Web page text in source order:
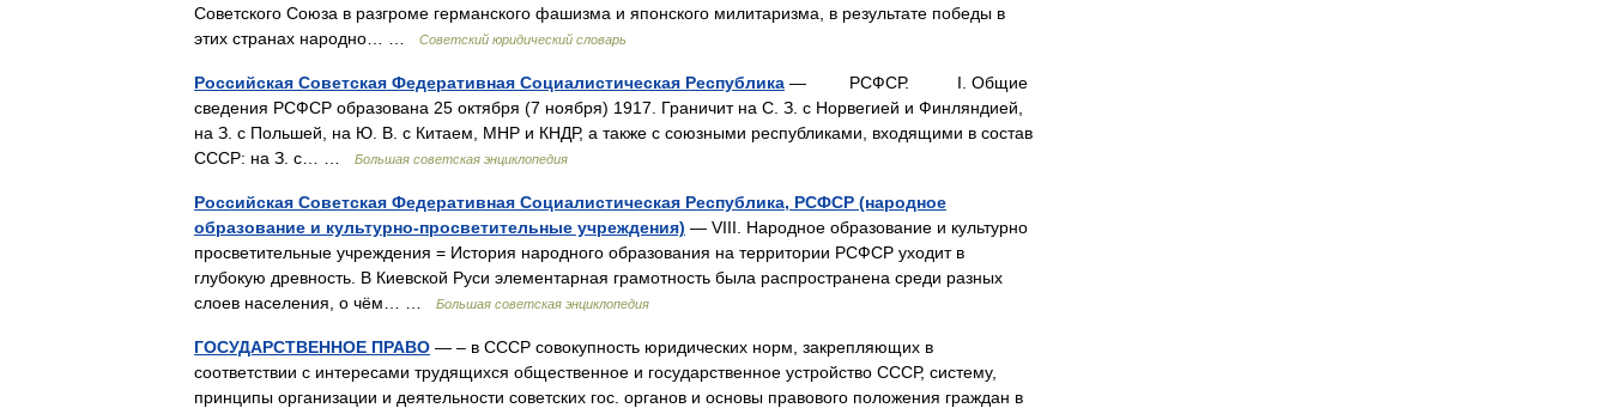
Советского Союза в разгроме германского фашизма и японского милитаризма, в результате победы в
этих странах народно… …
Советский юридический словарь
Российская Советская Федеративная Социалистическая Республика — РСФСР. I. Общие
сведения РСФСР образована 25 октября (7 ноября) 1917. Граничит на С. З. с Норвегией и Финляндией,
на З. с Польшей, на Ю. В. с Китаем, МНР и КНДР, а также с союзными республиками, входящими в состав
СССР: на З. с… …
Большая советская энциклопедия
Российская Советская Федеративная Социалистическая Республика, РСФСР (народное
образование и культурно-просветительные учреждения) — VIII. Народное образование и культурно
просветительные учреждения = История народного образования на территории РСФСР уходит в
глубокую древность. В Киевской Руси элементарная грамотность была распространена среди разных
слоев населения, о чём… …
Большая советская энциклопедия
ГОСУДАРСТВЕННОЕ ПРАВО — – в СССР совокупность юридических норм, закрепляющих в
соответствии с интересами трудящихся общественное и государственное устройство СССР, систему,
принципы организации и деятельности советских гос. органов и основы правового положения граждан в